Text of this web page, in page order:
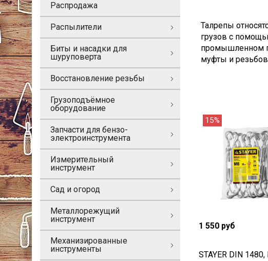
Талрепы
грузов с
промышленном
муфты и
15%
1 550 руб
STAYER DIN
Распродажа
Распылители
Биты и насадки для
шуруповерта
Восстановление резьбы
Грузоподъёмное
оборудование
Запчасти для бензо-
электроинструмента
Измерительный
инструмент
Сад и огород
Металлорежущий
инструмент
Механизированные
инструменты